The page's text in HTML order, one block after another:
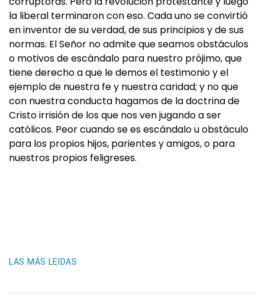
la liberal terminaron con eso. Cada uno se convirtió
en inventor de su verdad, de sus principios y de sus
normas. El Señor no admite que seamos obstáculos
o motivos de escándalo para nuestro prójimo, que
tiene derecho a que le demos el testimonio y el
ejemplo de nuestra fe y nuestra caridad; y no que
con nuestra conducta hagamos de la doctrina de
Cristo irrisión de los que nos ven jugando a ser
católicos. Peor cuando se es escándalo u obstáculo
para los propios hijos, parientes y amigos, o para
nuestros propios feligreses.
LAS MÁS LEIDAS